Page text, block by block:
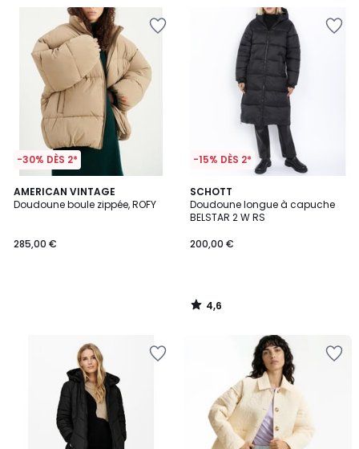
-30% DÈS 2*
AMERICAN VINTAGE
Doudoune boule zippée, ROFY
285,00 €
-15% DÈS 2*
SCHOTT
Doudoune longue à capuche
BELSTAR 2 W RS
200,00 €
4,6
/ 5
4,6
/